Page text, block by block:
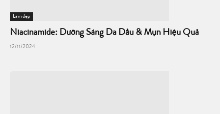
Làm đẹp
Niacinamide: Dưỡng Sáng Da Dầu & Mụn Hiệu Quả
12/11/2024